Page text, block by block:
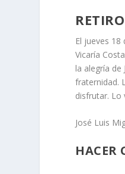
El jueves
Vicaría
la alegría
fraternidad.
disfrutar. Lo
José Luis
HACER